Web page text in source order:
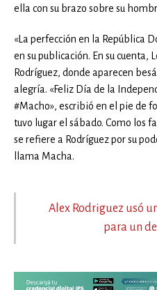
ella con su brazo sobre su
«La perfección en la República
en su publicación. En su cuenta,
Rodríguez, donde aparecen
alegría. «Feliz Día de la
#Macho», escribió en el pie de
tuvo lugar el sábado. Como los
se refiere a Rodríguez por su
llama Macha.
Alex Rodriguez usó
para un